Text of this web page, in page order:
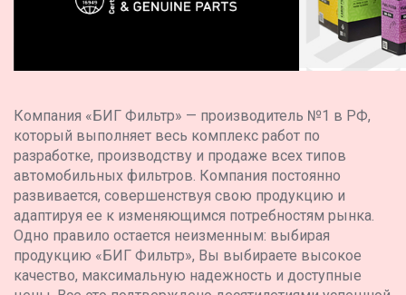
Компания «БИГ Фильтр» — производитель №1 в РФ,
который выполняет весь комплекс работ по
разработке, производству и продаже всех типов
автомобильных фильтров. Компания постоянно
развивается, совершенствуя свою продукцию и
адаптируя ее к изменяющимся потребностям рынка.
Одно правило остается неизменным: выбирая
продукцию «БИГ Фильтр», Вы выбираете высокое
качество, максимальную надежность и доступные